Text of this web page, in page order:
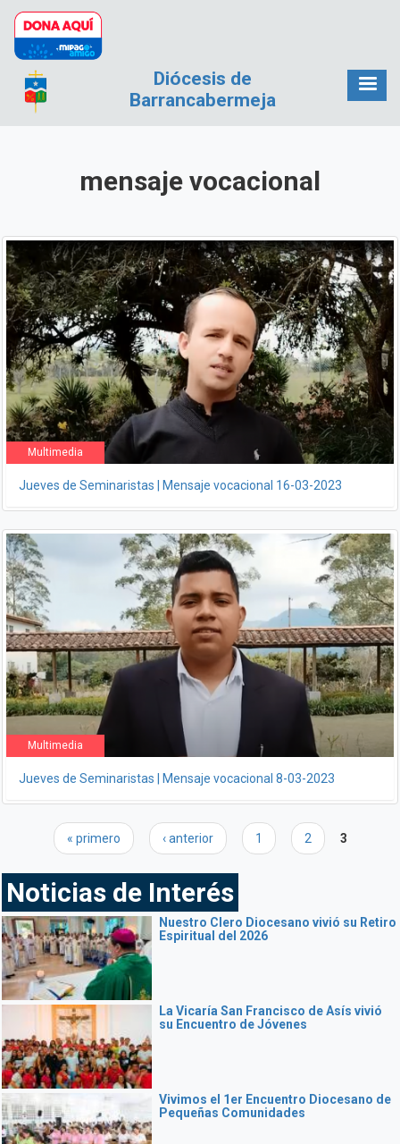
Pasar al contenido principal
Diócesis de
Barrancabermeja
mensaje vocacional
Multimedia
Jueves de Seminaristas | Mensaje vocacional 16-03-2023
Multimedia
Jueves de Seminaristas | Mensaje vocacional 8-03-2023
Páginas
« primero ‹ anterior 1 2 3
Noticias de Interés
Nuestro Clero Diocesano vivió su Retiro
Espiritual del 2026
La Vicaría San Francisco de Asís vivió
su Encuentro de Jóvenes
Vivimos el 1er Encuentro Diocesano de
Pequeñas Comunidades